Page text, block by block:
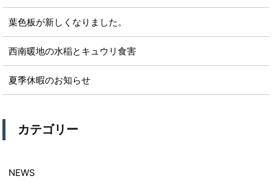
葉色板が新しくなりました。
西南暖地の水稲とキュウリ食害
夏季休暇のお知らせ
カテゴリー
NEWS